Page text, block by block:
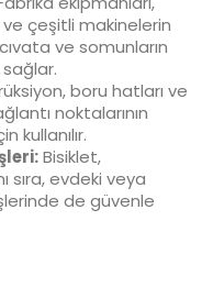
çeşitli makinelerin
cıvata ve somunların
sağlar.
boru hatları ve
noktalarının
kullanılır.
Bisiklet,
sıra, evdeki veya
de güvenle